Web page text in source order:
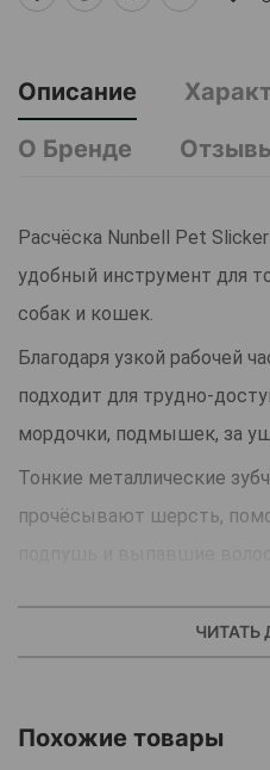
Описание
О Бренде
Расчёска Nunbell Pet
удобный инструмент для
собак и кошек.
Благодаря узкой рабочей
подходит для трудно-
мордочки, подмышек, за
Тонкие металлические
прочёсывают шерсть,
комфортный и надёжный
и густой шерстью.
ЧИТАТЬ
Похожие товары